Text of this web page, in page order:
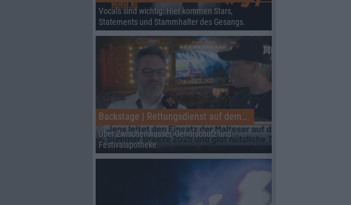
Vocals sind wichtig: Hier kommen Stars,
Statements und Stammhalter des Gesangs.
Backstage | Rettungsdienst auf dem Summer Breeze
Über Zwischenwasser, Gehörschutz und
Festivalapotheke.